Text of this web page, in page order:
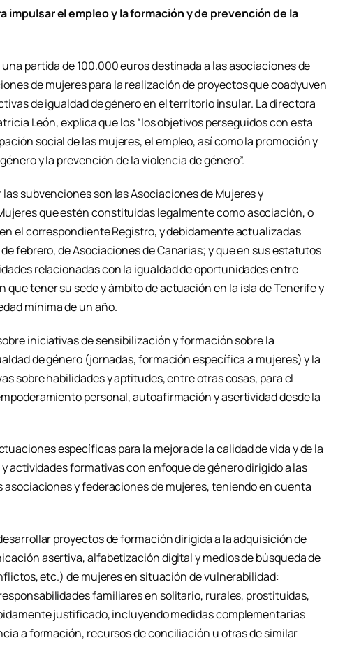
impulsar el empleo y la formación y de prevención de la
partida de 100.000 euros destinada a las asociaciones de
de mujeres para la realización de proyectos que coadyuven
de igualdad de género en el territorio insular. La directora
León, explica que los “los objetivos perseguidos con esta
social de las mujeres, el empleo, así como la promoción y
y la prevención de la violencia de género”.
subvenciones son las Asociaciones de Mujeres y
que estén constituidas legalmente como asociación, o
el correspondiente Registro, y debidamente actualizadas
febrero, de Asociaciones de Canarias; y que en sus estatutos
relacionadas con la igualdad de oportunidades entre
que tener su sede y ámbito de actuación en la isla de Tenerife y
mínima de un año.
iniciativas de sensibilización y formación sobre la
de género (jornadas, formación específica a mujeres) y la
sobre habilidades y aptitudes, entre otras cosas, para el
personal, autoafirmación y asertividad desde la
específicas para la mejora de la calidad de vida y de la
actividades formativas con enfoque de género dirigido a las
y federaciones de mujeres, teniendo en cuenta
proyectos de formación dirigida a la adquisición de
asertiva, alfabetización digital y medios de búsqueda de
etc.) de mujeres en situación de vulnerabilidad:
familiares en solitario, rurales, prostituidas,
justificado, incluyendo medidas complementarias
a formación, recursos de conciliación u otras de similar